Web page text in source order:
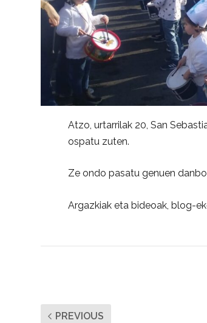
Atzo, urtarrilak 20, San
ospatu zuten.
Ze ondo pasatu genuen
Argazkiak eta bideoak, blog-
PREVIOUS